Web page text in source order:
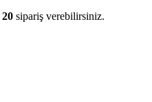
20 sipariş verebilirsiniz.